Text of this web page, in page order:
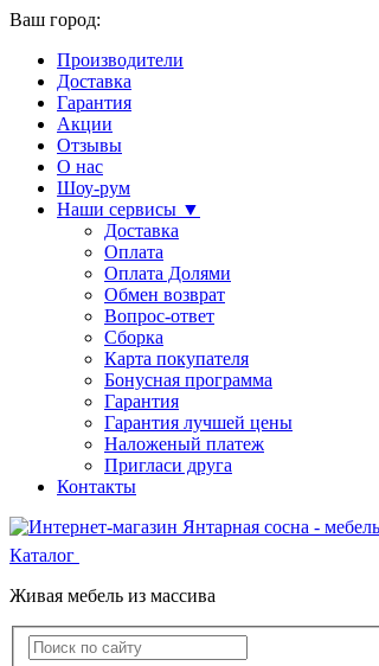
Ваш город:
Производители
Доставка
Гарантия
Акции
Отзывы
О нас
Шоу-рум
Наши сервисы ▼
Доставка
Оплата
Оплата Долями
Обмен возврат
Вопрос-ответ
Сборка
Карта покупателя
Бонусная программа
Гарантия
Гарантия лучшей цены
Наложеный платеж
Пригласи друга
Контакты
Каталог
Живая мебель из массива